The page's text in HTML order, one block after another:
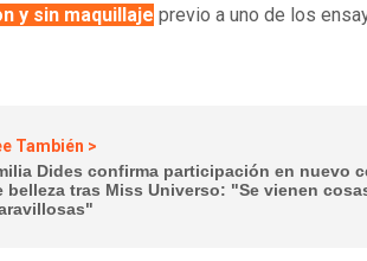
y sin maquillaje previo a uno de los
También >
Dides confirma participación en nuevo
belleza tras Miss Universo: "Se vienen